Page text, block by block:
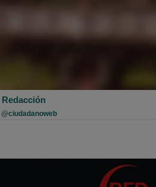
Redacción
@ciudadanoweb